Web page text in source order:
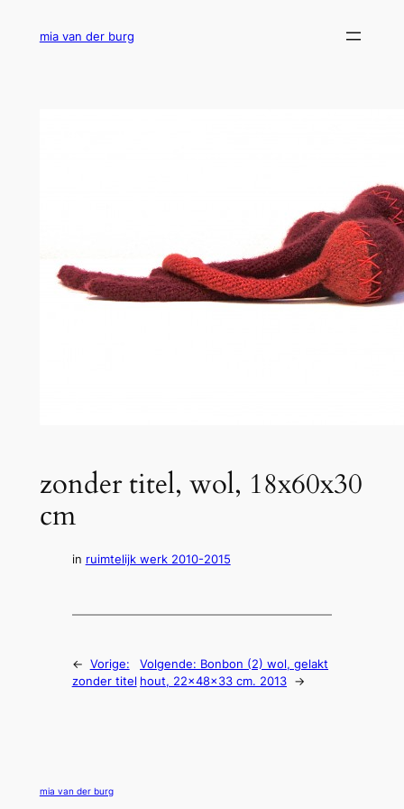
mia van der burg
zonder titel, wol, 18x60x30
cm
in ruimtelijk werk 2010-2015
← Vorige:
zonder titel
Volgende: Bonbon (2) wol, gelakt
hout, 22x48x33 cm. 2013 →
mia van der burg